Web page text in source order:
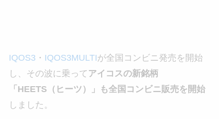
IQOS3 ・ IQOS3MULTIが全国コンビニ発売を開始
し、その波に乗って アイコスの新銘柄
「HEETS（ヒーツ）」も全国コンビニ販売を開始
しました。